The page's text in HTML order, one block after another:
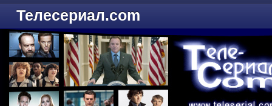
Телесериал.com